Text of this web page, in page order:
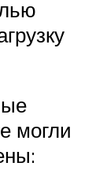
могли